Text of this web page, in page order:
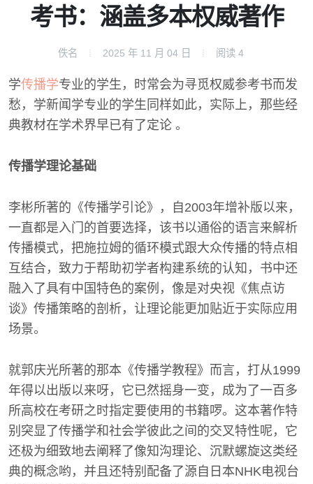
考书：涵盖多本权威著作
佚名 2025 年 11 月 04 日 阅读 4
学传播学专业的学生，时常会为寻觅权威参考书而发
愁，学新闻学专业的学生同样如此，实际上，那些经
典教材在学术界早已有了定论 。
传播学理论基础
李彬所著的《传播学引论》，自2003年增补版以来，
一直都是入门的首要选择，该书以通俗的语言来解析
传播模式，把施拉姆的循环模式跟大众传播的特点相
互结合，致力于帮助初学者构建系统的认知，书中还
融入了具有中国特色的案例，像是对央视《焦点访
谈》传播策略的剖析，让理论能更加贴近于实际应用
场景。
就郭庆光所著的那本《传播学教程》而言，打从1999
年得以出版以来呀，它已然摇身一变，成为了一百多
所高校在考研之时指定要使用的书籍啰。这本著作特
别突显了传播学和社会学彼此之间的交叉特性呢，它
还极为细致地去阐释了像知沟理论、沉默螺旋这类经
典的概念哟，并且还特别配备了源自日本NHK电视台